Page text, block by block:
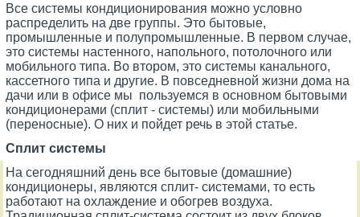
Все системы кондиционирования можно условно
распределить на две группы. Это бытовые,
промышленные и полупромышленные. В первом случае,
это системы настенного, напольного, потолочного или
мобильного типа. Во втором, это системы канального,
кассетного типа и другие. В повседневной жизни дома на
дачи или в офисе мы пользуемся в основном бытовыми
кондиционерами (сплит - системы) или мобильными
(переносные). О них и пойдет речь в этой статье.
Сплит системы
На сегодняшний день все бытовые (домашние)
кондиционеры, являются сплит- системами, то есть
работают на охлаждение и обогрев воздуха.